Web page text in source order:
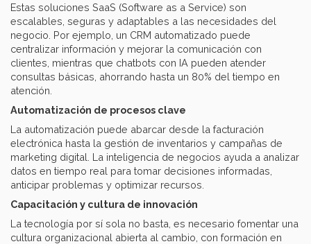
Estas soluciones SaaS (Software as a Service) son
escalables, seguras y adaptables a las necesidades del
negocio. Por ejemplo, un CRM automatizado puede
centralizar información y mejorar la comunicación con
clientes, mientras que chatbots con IA pueden atender
consultas básicas, ahorrando hasta un 80% del tiempo en
atención.
Automatización de procesos clave
La automatización puede abarcar desde la facturación
electrónica hasta la gestión de inventarios y campañas de
marketing digital. La inteligencia de negocios ayuda a analizar
datos en tiempo real para tomar decisiones informadas,
anticipar problemas y optimizar recursos.
Capacitación y cultura de innovación
La tecnología por sí sola no basta, es necesario fomentar una
cultura organizacional abierta al cambio, con formación en